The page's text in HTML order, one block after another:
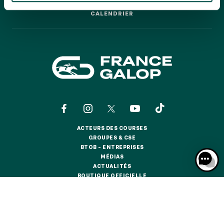
LA GARDEN PARTY - CYGAMES GRAND PRIX DE PARIS -
OFFRES, PASS & ABONNEMENTS
ABONNEMENTS ANNUELS
ABONNEMENTS ANNUELS
CALENDRIER
ACTEURS DES COURSES
ACTEURS DES COURSES
GROUPES & CSE
GROUPES & CSE
BTOB – ENTREPRISES
BTOB – ENTREPRISES
MÉDIAS
MÉDIAS
ACTUALITÉS
ACTUALITÉS
BOUTIQUE OFFICIELLE